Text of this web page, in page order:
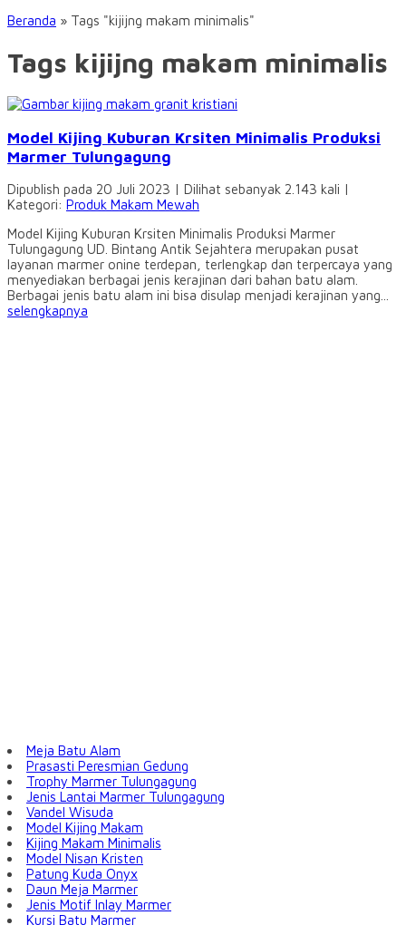
Beranda » Tags "kijijng makam minimalis"
Tags kijijng makam minimalis
Model Kijing Kuburan Krsiten Minimalis Produksi
Marmer Tulungagung
Dipublish pada 20 Juli 2023 | Dilihat sebanyak 2.143 kali |
Kategori: Produk Makam Mewah
Model Kijing Kuburan Krsiten Minimalis Produksi Marmer
Tulungagung UD. Bintang Antik Sejahtera merupakan pusat
layanan marmer onine terdepan, terlengkap dan terpercaya yang
menyediakan berbagai jenis kerajinan dari bahan batu alam.
Berbagai jenis batu alam ini bisa disulap menjadi kerajinan yang...
selengkapnya
Meja Batu Alam
Prasasti Peresmian Gedung
Trophy Marmer Tulungagung
Jenis Lantai Marmer Tulungagung
Vandel Wisuda
Model Kijing Makam
Kijing Makam Minimalis
Model Nisan Kristen
Patung Kuda Onyx
Daun Meja Marmer
Jenis Motif Inlay Marmer
Kursi Batu Marmer